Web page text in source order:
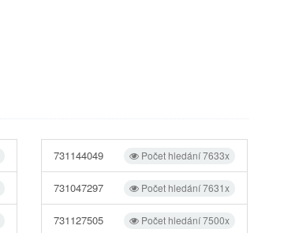
Počet hledání 7633x
731144049
Počet hledání 7631x
731047297
Počet hledání 7500x
731127505